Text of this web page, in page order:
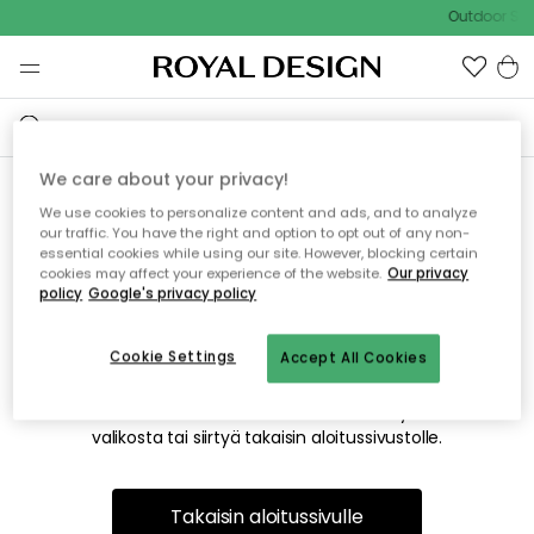
Outdoor
Emme valitettavasti löydä
etsimääsi sivua
Tämä voi johtua siitä, että sivua ei enää ole tai siitä, että se
on siirretty muualle. Pahoittelemme tästä mahdollisesti
valikosta tai siirtyä takaisin aloitussivustolle.
Takaisin aloitussivulle
We care about your privacy!
We use cookies to personalize content and ads, and to analyze
our traffic. You have the right and option to opt out of any non-
essential cookies while using our site. However, blocking certain
cookies may affect your experience of the website. Our privacy
policy Google's privacy policy
Accept All Cookies
Cookie Settings